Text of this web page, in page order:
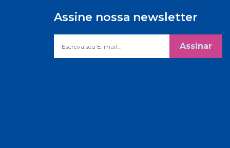
Assine nossa newsletter
Assinar